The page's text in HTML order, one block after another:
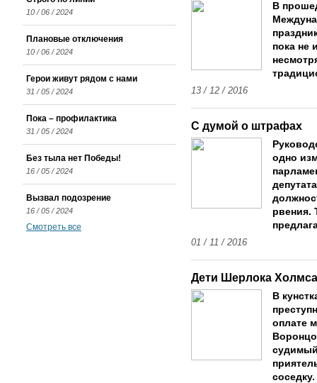
В
пока не
13 / 12 / 2016
С думой о штрафах
одно
рвения.
01 / 11 / 2016
Дети Шерлока Холмса
В
оплате
судимый
соседку.
10 / 06 / 2024
Плановые отключения
10 / 06 / 2024
Герои живут рядом с нами
31 / 05 / 2024
Пока – профилактика
31 / 05 / 2024
Без тыла нет Победы!
16 / 05 / 2024
Вызвал подозрение
16 / 05 / 2024
Смотреть все